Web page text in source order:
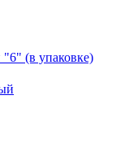
(в упаковке)